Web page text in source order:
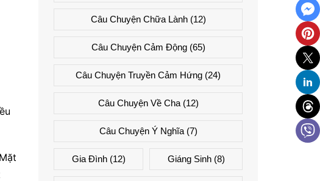
Câu Chuyện Chữa Lành(12)
Câu Chuyện Cảm Động(65)
Câu Chuyện Truyền Cảm Hứng (24)
Câu Chuyện Về Cha(12)
Câu Chuyện Ý Nghĩa(7)
Gia Đình(12) Giáng Sinh(8)